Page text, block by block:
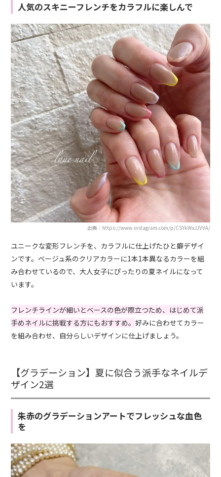
人気のスキニーフレンチをカラフルに楽しんで
出典：https://www.instagram.com/p/CSYkWxJJVVA/
ユニークな変形フレンチを、カラフルに仕上げたひと癖デザイ
ンです。ベージュ系のクリアカラーに1本1本異なるカラーを組
み合わせているので、大人女子にぴったりの夏ネイルになって
います。
フレンチラインが細いとベースの色が際立つため、はじめて派
手めネイルに挑戦する方にもおすすめ。好みに合わせてカラー
を組み合わせ、自分らしいデザインに仕上げましょう。
【グラデーション】夏に似合う派手なネイルデ
ザイン2選
朱赤のグラデーションアートでフレッシュな血色
を